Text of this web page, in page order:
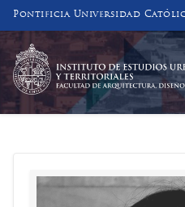
Pontificia Universidad
INSTITUTO DE
Y TERRITORIALES